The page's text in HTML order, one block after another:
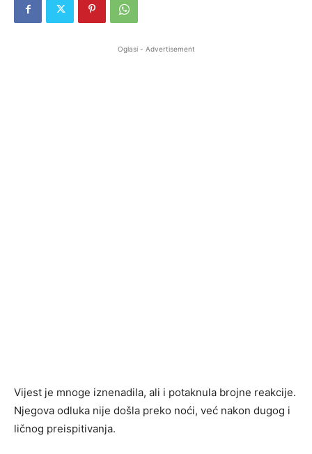
Oglasi - Advertisement
Vijest je mnoge iznenadila, ali i potaknula brojne reakcije.
Njegova odluka nije došla preko noći, već nakon dugog i
ličnog preispitivanja.